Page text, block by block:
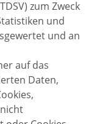
zum Zweck
und
und an
auf das
Daten,